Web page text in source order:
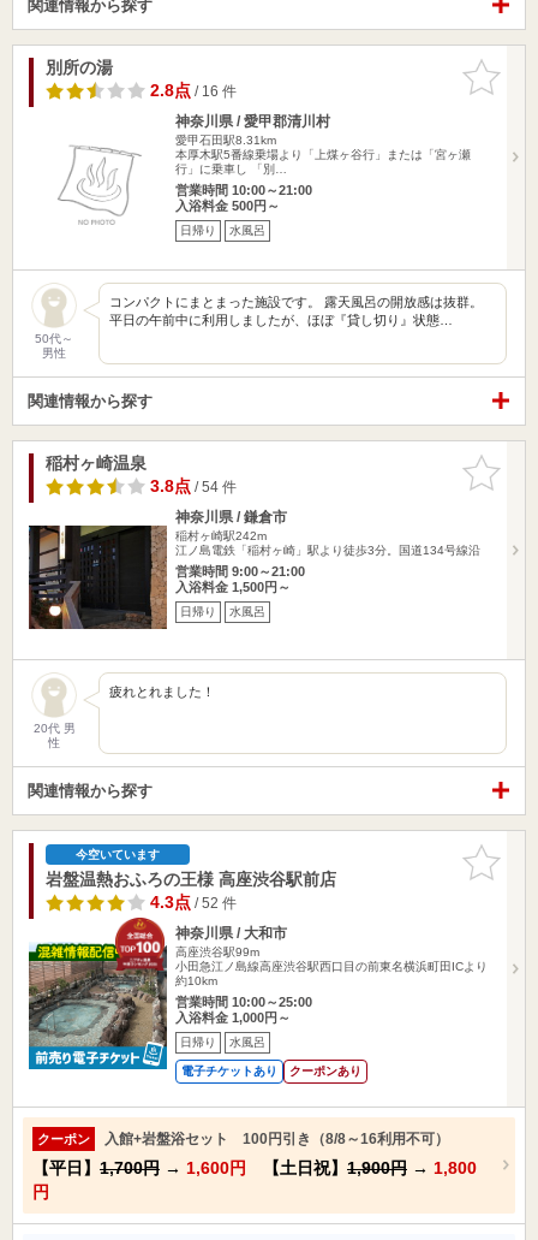
関連情報から探す
お気に入
りに追加
別所の湯
2.8点/ 16 件
神奈川県 / 愛甲郡清川村
愛甲石田駅8.31km
本厚木駅5番線乗場より「上煤ヶ谷行」または「宮ヶ瀬
行」に乗車し 「別…
営業時間 10:00～21:00
入浴料金 500円～
日帰り 水風呂
50代～
男性
コンパクトにまとまった施設です。 露天風呂の開放感は抜群。
平日の午前中に利用しましたが、ほぼ『貸し切り』状態…
関連情報から探す
お気に入
りに追加
稲村ヶ崎温泉
3.8点/ 54 件
神奈川県 / 鎌倉市
稲村ヶ崎駅242m
江ノ島電鉄「稲村ヶ崎」駅より徒歩3分。国道134号線沿
営業時間 9:00～21:00
入浴料金 1,500円～
日帰り 水風呂
20代 男
性
疲れとれました！
関連情報から探す
お気に入
りに追加
今空いています
岩盤温熱おふろの王様 高座渋谷駅前店
4.3点/ 52 件
神奈川県 / 大和市
高座渋谷駅99m
小田急江ノ島線高座渋谷駅西口目の前東名横浜町田ICより
約10km
営業時間 10:00～25:00
入浴料金 1,000円～
日帰り 水風呂
電子チケットあり クーポンあり
クーポン 入館+岩盤浴セット 100円引き（8/8～16利用不可）
【平日】 1,700円 → 1,600円 【土日祝】 1,900円 → 1,800
円